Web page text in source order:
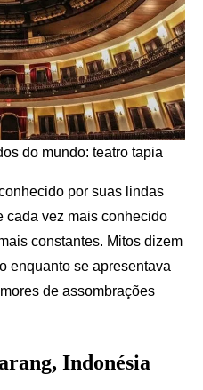
do mundo: teatro tapia
por suas lindas
cada vez mais conhecido
constantes. Mitos dizem
enquanto se apresentava
de assombrações
Indonésia